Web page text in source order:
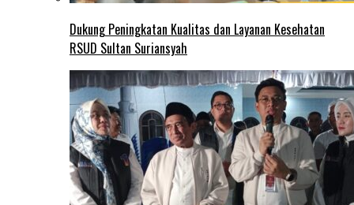
Dukung Peningkatan Kualitas dan Layanan Kesehatan
RSUD Sultan Suriansyah